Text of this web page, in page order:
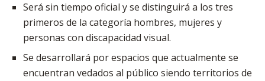
Será sin tiempo oficial y se distinguirá a los tres
primeros de la categoría hombres, mujeres y
personas con discapacidad visual.
Se desarrollará por espacios que actualmente se
encuentran vedados al público siendo territorios de